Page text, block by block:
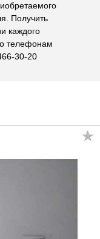
Получить
каждого
телефонам
30-20